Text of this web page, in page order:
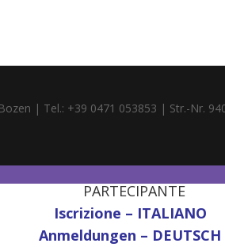
| Tel.: +39 0471 053853 | Str.-Nr.
PARTECIPANTE
Iscrizione – ITALIANO
Anmeldungen – DEUTSCH